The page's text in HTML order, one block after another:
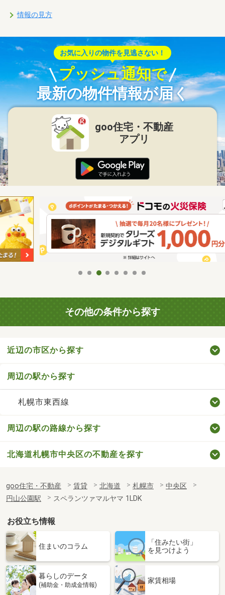
情報の見方
お気に入りの物件を見逃さない！
プッシュ通知で
最新の物件情報が届く
goo住宅・不動産
アプリ
その他の条件から探す
近辺の市区から探す
周辺の駅から探す
札幌市東西線
周辺の駅の路線から探す
北海道札幌市中央区の不動産を探す
goo住宅・不動産 賃貸 北海道 札幌市
中央区
円山公園駅
スペランツァマルヤマ 1LDK
お役立ち情報
住まいのコラム
「住みたい街」
を見つけよう
暮らしのデータ
(補助金・助成金情報)
家賃相場